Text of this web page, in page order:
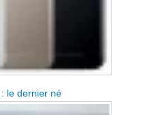
le dernier né